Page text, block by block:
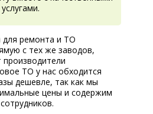
услугами.
для ремонта и ТО
с тех же заводов,
производители
ТО у нас обходится
дешевле, так как мы
цены и содержим